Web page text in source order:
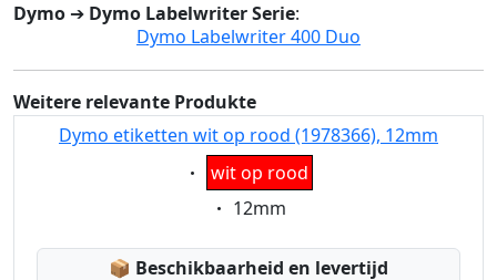
Dymo ➔ Dymo Labelwriter Serie:
Dymo Labelwriter 400 Duo
Weitere relevante Produkte
Dymo etiketten wit op rood (1978366), 12mm
Eigenschaft:
wit op rood
Eigenschaft:
12mm
📦 Lagerstatus:
Beschikbaarheid en levertijd